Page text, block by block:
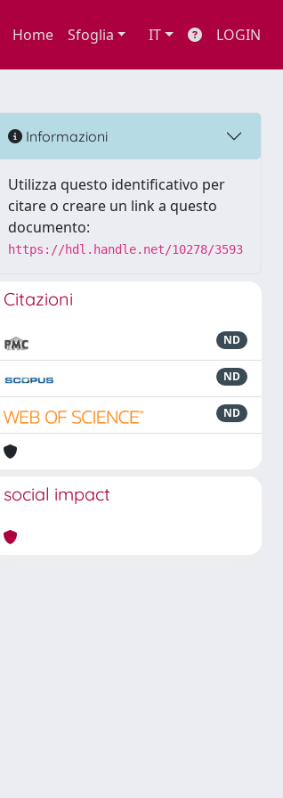
Home Sfoglia IT LOGIN
Informazioni
Utilizza questo identificativo per
citare o creare un link a questo
documento:
https://hdl.handle.net/10278/3593
Citazioni
ND
ND
ND
social impact